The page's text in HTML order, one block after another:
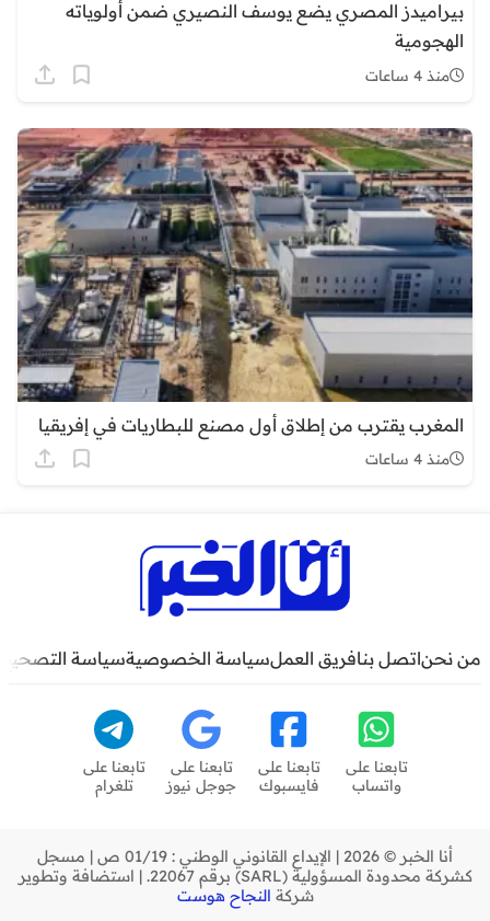
بيراميدز المصري يضع يوسف النصيري ضمن أولوياته
الهجومية
منذ 4 ساعات
المغرب يقترب من إطلاق أول مصنع للبطاريات في إفريقيا
منذ 4 ساعات
من نحناتصل بنافريق العملسياسة الخصوصيةسياسة التصحيح
تابعنا على
واتساب
تابعنا على
فايسبوك
تابعنا على
جوجل نيوز
تابعنا على
تلغرام
أنا الخبر © 2026 | الإيداع القانوني الوطني : 01/19 ص | مسجل
كشركة محدودة المسؤولية (SARL) برقم 22067. | استضافة وتطوير
شركة النجاح هوست